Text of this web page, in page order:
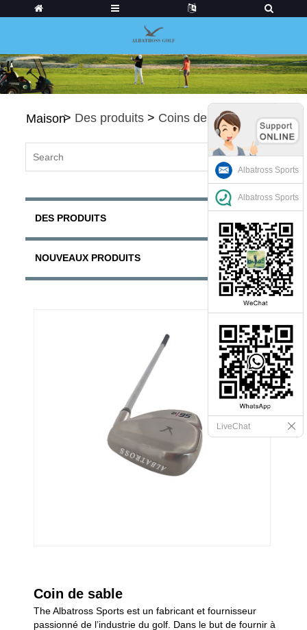
Maison> Des produits > Coins de golf
DES PRODUITS
NOUVEAUX PRODUITS
Coin de sable
The Albatross Sports est un fabricant et fournisseur
passionné de l’industrie du golf. Dans le but de fournir à
Albatross Sports
Albatross Sports
LiveChat